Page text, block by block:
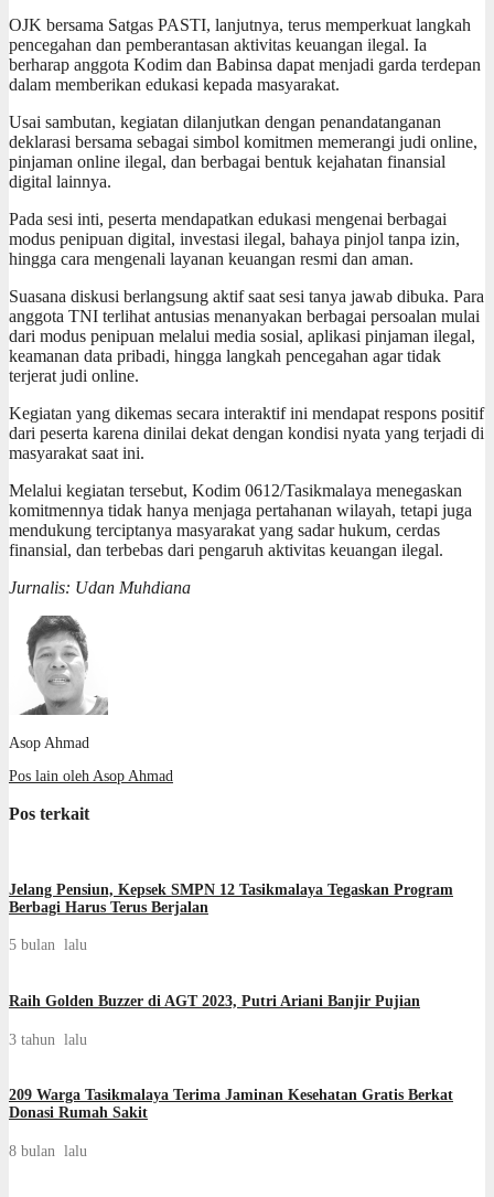
OJK bersama Satgas PASTI, lanjutnya, terus memperkuat langkah
pencegahan dan pemberantasan aktivitas keuangan ilegal. Ia
berharap anggota Kodim dan Babinsa dapat menjadi garda terdepan
dalam memberikan edukasi kepada masyarakat.
Usai sambutan, kegiatan dilanjutkan dengan penandatanganan
deklarasi bersama sebagai simbol komitmen memerangi judi online,
pinjaman online ilegal, dan berbagai bentuk kejahatan finansial
digital lainnya.
Pada sesi inti, peserta mendapatkan edukasi mengenai berbagai
modus penipuan digital, investasi ilegal, bahaya pinjol tanpa izin,
hingga cara mengenali layanan keuangan resmi dan aman.
Suasana diskusi berlangsung aktif saat sesi tanya jawab dibuka. Para
anggota TNI terlihat antusias menanyakan berbagai persoalan mulai
dari modus penipuan melalui media sosial, aplikasi pinjaman ilegal,
keamanan data pribadi, hingga langkah pencegahan agar tidak
terjerat judi online.
Kegiatan yang dikemas secara interaktif ini mendapat respons positif
dari peserta karena dinilai dekat dengan kondisi nyata yang terjadi di
masyarakat saat ini.
Melalui kegiatan tersebut, Kodim 0612/Tasikmalaya menegaskan
komitmennya tidak hanya menjaga pertahanan wilayah, tetapi juga
mendukung terciptanya masyarakat yang sadar hukum, cerdas
finansial, dan terbebas dari pengaruh aktivitas keuangan ilegal.
Jurnalis: Udan Muhdiana
Asop Ahmad
Pos lain oleh Asop Ahmad
Pos terkait
Jelang Pensiun, Kepsek SMPN 12 Tasikmalaya Tegaskan Program
Berbagi Harus Terus Berjalan
5 bulan lalu
Raih Golden Buzzer di AGT 2023, Putri Ariani Banjir Pujian
3 tahun lalu
209 Warga Tasikmalaya Terima Jaminan Kesehatan Gratis Berkat
Donasi Rumah Sakit
8 bulan lalu